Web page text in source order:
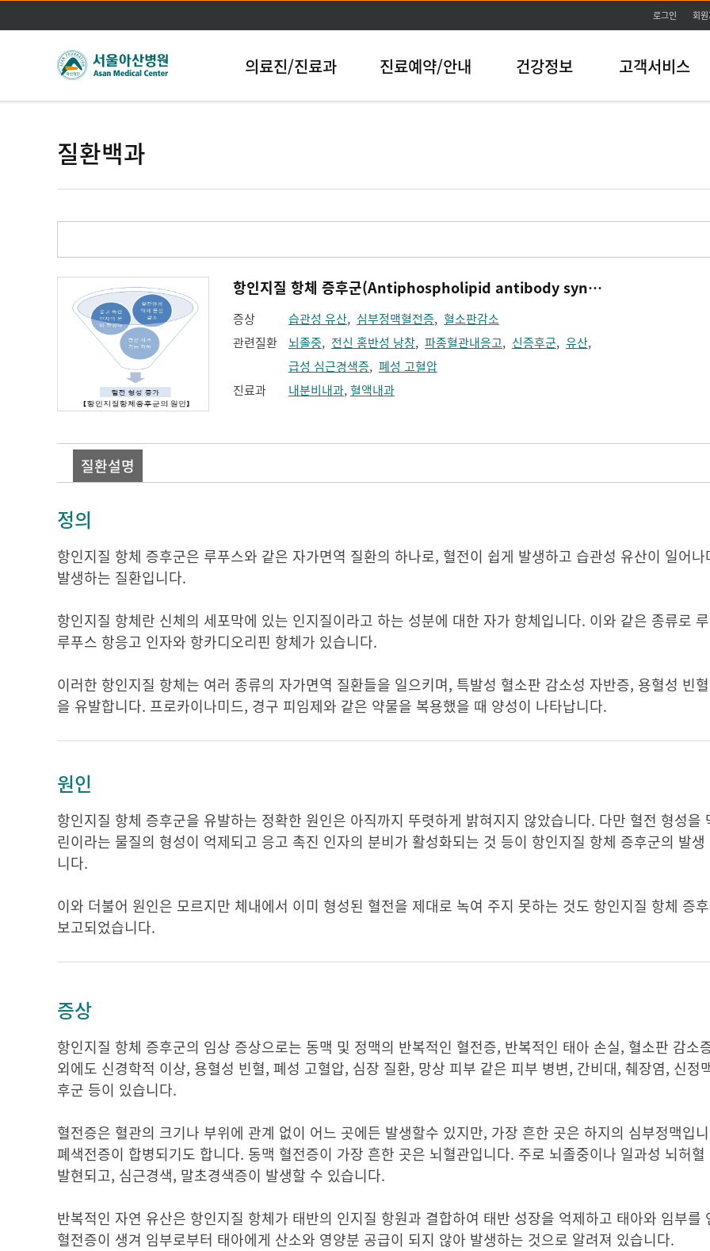
본문바로가기
로그인 회
의료진/진료과 진료예약/안내 건강정보 고객서비스
질환백과
항인지질 항체 증후군(Antiphospholipid antibody syndrome)
증상 습관성 유산, 심부정맥혈전증, 혈소판감소
관련질환
뇌졸중, 전신 홍반성 낭창, 파종혈관내응고, 신증후군, 유산,
급성 심근경색증, 폐성 고혈압
진료과
내분비내과,혈액내과
질환설명
정의
항인지질 항체 증후군은 루푸스와 같은 자가면역 질환의 하나로, 혈전이 쉽게 발생하고 습관성 유산이 일어
발생하는 질환입니다.
항인지질 항체란 신체의 세포막에 있는 인지질이라고 하는 성분에 대한 자가 항체입니다. 이와 같은 종류로
루푸스 항응고 인자와 항카디오리핀 항체가 있습니다.
이러한 항인지질 항체는 여러 종류의 자가면역 질환들을 일으키며, 특발성 혈소판 감소성 자반증, 용혈성 빈
을 유발합니다. 프로카이나미드, 경구 피임제와 같은 약물을 복용했을 때 양성이 나타납니다.
원인
항인지질 항체 증후군을 유발하는 정확한 원인은 아직까지 뚜렷하게 밝혀지지 않았습니다. 다만 혈전 형성을
린이라는 물질의 형성이 억제되고 응고 촉진 인자의 분비가 활성화되는 것 등이 항인지질 항체 증후군의 발
니다.
이와 더불어 원인은 모르지만 체내에서 이미 형성된 혈전을 제대로 녹여 주지 못하는 것도 항인지질 항체 증
보고되었습니다.
증상
항인지질 항체 증후군의 임상 증상으로는 동맥 및 정맥의 반복적인 혈전증, 반복적인 태아 손실, 혈소판 감소
외에도 신경학적 이상, 용혈성 빈혈, 폐성 고혈압, 심장 질환, 망상 피부 같은 피부 병변, 간비대, 췌장염, 신정
후군 등이 있습니다.
혈전증은 혈관의 크기나 부위에 관계 없이 어느 곳에든 발생할수 있지만, 가장 흔한 곳은 하지의 심부정맥입
폐색전증이 합병되기도 합니다. 동맥 혈전증이 가장 흔한 곳은 뇌혈관입니다. 주로 뇌졸중이나 일과성 뇌허
발현되고, 심근경색, 말초경색증이 발생할 수 있습니다.
반복적인 자연 유산은 항인지질 항체가 태반의 인지질 항원과 결합하여 태반 성장을 억제하고 태아와 임부를
혈전증이 생겨 임부로부터 태아에게 산소와 영양분 공급이 되지 않아 발생하는 것으로 알려져 있습니다.